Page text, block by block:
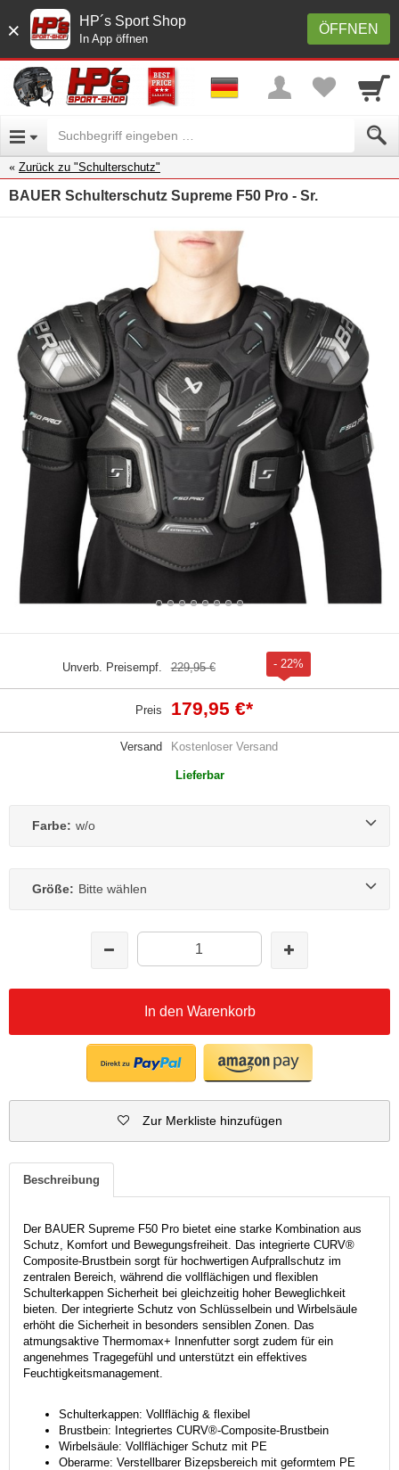
× ÖFFNEN
HP´s Sport Shop
In App öffnen
Zurück zu "Schulterschutz"
BAUER Schulterschutz Supreme F50 Pro - Sr.
Unverb. Preisempf. 229,95 € - 22%
Preis 179,95 €*
Versand Kostenloser Versand
Lieferbar
Farbe: w/o
Größe: Bitte wählen
In den Warenkorb
Zur Merkliste hinzufügen
Beschreibung
Der BAUER Supreme F50 Pro bietet eine starke Kombination aus
Schutz, Komfort und Bewegungsfreiheit. Das integrierte CURV®
Composite-Brustbein sorgt für hochwertigen Aufprallschutz im
zentralen Bereich, während die vollflächigen und flexiblen
Schulterkappen Sicherheit bei gleichzeitig hoher Beweglichkeit
bieten. Der integrierte Schutz von Schlüsselbein und Wirbelsäule
erhöht die Sicherheit in besonders sensiblen Zonen. Das
atmungsaktive Thermomax+ Innenfutter sorgt zudem für ein
angenehmes Tragegefühl und unterstützt ein effektives
Feuchtigkeitsmanagement.
Schulterkappen: Vollflächig & flexibel
Brustbein: Integriertes CURV®-Composite-Brustbein
Wirbelsäule: Vollflächiger Schutz mit PE
Oberarme: Verstellbarer Bizepsbereich mit geformtem PE